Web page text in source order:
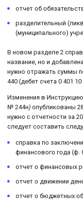
отчет об
разделительный
(муниципального)
В новом разделе 2
название, но и
нужно отражать суммы
440 (дебет счета 0 401 10
Изменения в
№ 244н) опубликованы
нужно с отчетности за
следует составить
справка по
финансового года (ф.
отчет о финансовых
отчет о движении
отчет о бюджетных